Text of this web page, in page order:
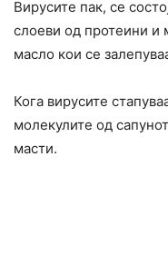
Вирусите пак, се
слоеви од протеини и
масло кои се
Кога вирусите
молекулите од
масти.